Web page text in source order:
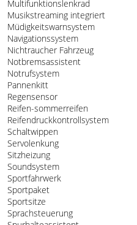
Multifunktionslenkrad
Musikstreaming integriert
Müdigkeitswarnsystem
Navigationssystem
Nichtraucher Fahrzeug
Notbremsassistent
Notrufsystem
Pannenkitt
Regensensor
Reifen-sommerreifen
Reifendruckkontrollsystem
Schaltwippen
Servolenkung
Sitzheizung
Soundsystem
Sportfahrwerk
Sportpaket
Sportsitze
Sprachsteuerung